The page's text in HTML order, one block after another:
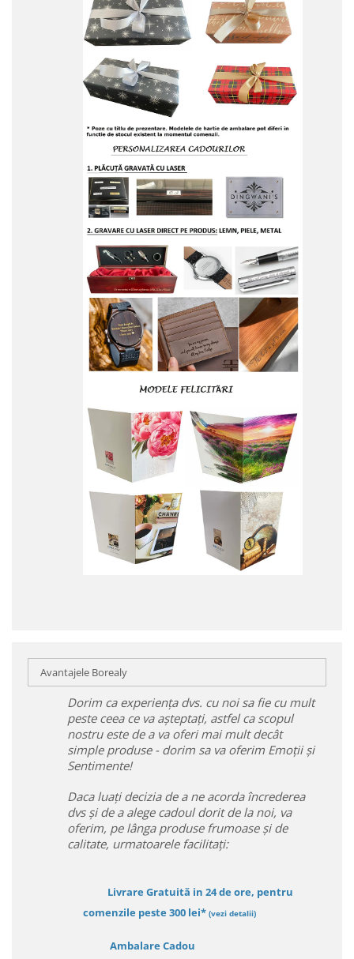
Avantajele Borealy
Dorim ca experiența dvs. cu noi sa fie cu mult
peste ceea ce va așteptați, astfel ca scopul
nostru este de a va oferi mai mult decât
simple produse - dorim sa va oferim Emoții și
Sentimente!
Daca luați decizia de a ne acorda încrederea
dvs și de a alege cadoul dorit de la noi, va
oferim, pe lânga produse frumoase și de
calitate, urmatoarele facilitați:
Livrare Gratuită in 24 de ore, pentru
comenzile peste 300 lei* (vezi detalii)
Ambalare Cadou